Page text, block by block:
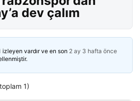
dev çalım
izleyen vardır ve en son 2 ay 3 hafta önce
1)